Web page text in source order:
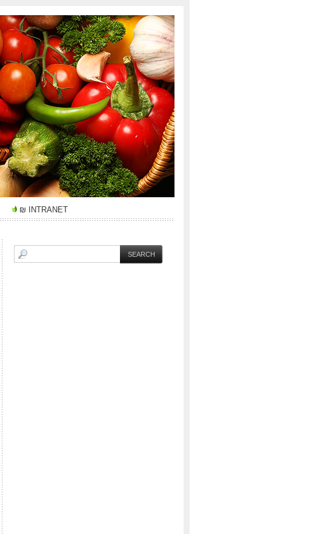
₪ INTRANET